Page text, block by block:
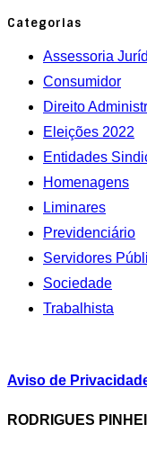
Categorias
Assessoria
Consumidor
Direito
Eleições 2022
Entidades
Homenagens
Liminares
Previdenciário
Servidores
Sociedade
Trabalhista
Aviso de
RODRIGUES